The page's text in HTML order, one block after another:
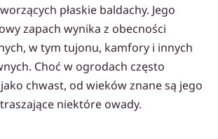
płaskie baldachy. Jego
zapach wynika z obecności
w tym tujonu, kamfory i innych
Choć w ogrodach często
chwast, od wieków znane są jego
niektóre owady.